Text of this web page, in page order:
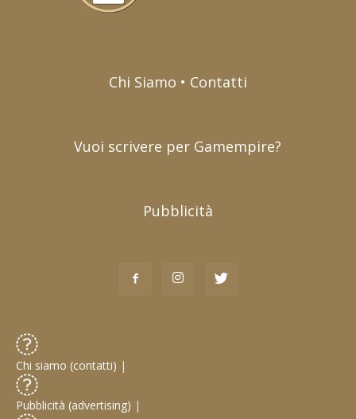
Chi Siamo • Contatti
Vuoi scrivere per Gamempire?
Pubblicità
Chi siamo (contatti) |
Pubblicità (advertising) |